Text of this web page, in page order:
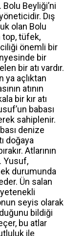
Beyliği’ni
Dış
olan Bolu
top, tüfek,
önemli bir
bir
bir atı vardır.
ya açlıktan
atının
bir kır atı
babası
sahiplenir.
denize
doğaya
Atlarının
Yusuf,
durumunda
Ün salan
seyis olarak
bildiği
bu atlar
ile